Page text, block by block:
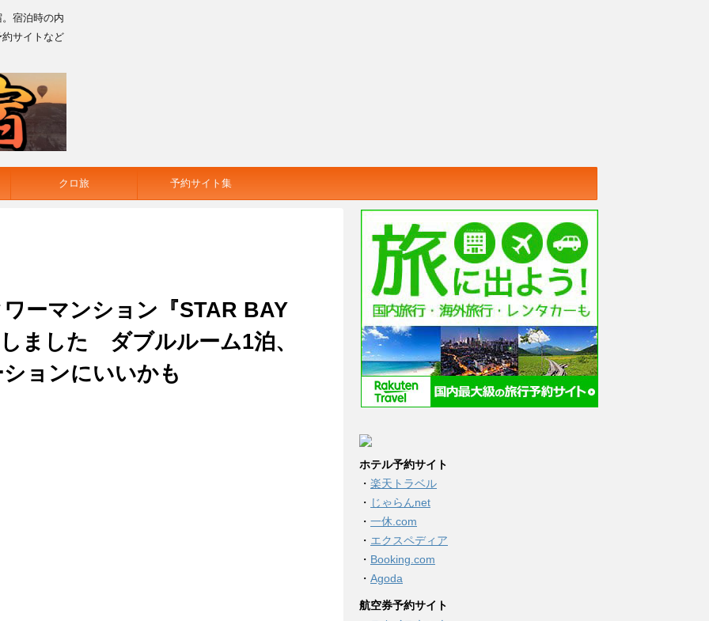
宿泊時の内
サイトなど
クロ旅 予約サイト集
ーマンション『STAR BAY
ました ダブルルーム1泊、
ョンにいいかも
ホテル予約サイト
・ 楽天トラベル
・ じゃらんnet
・ 一休.com
・ エクスペディア
・ Booking.com
・ Agoda
航空券予約サイト